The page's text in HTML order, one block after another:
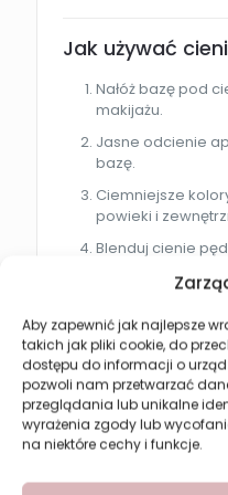
Aby zapewnić jak najlepsze
takich jak pliki cookie, do
dostępu do informacji o
pozwoli nam przetwarzać
przeglądania lub unikalne
wyrażenia zgody lub
na niektóre cechy i funkcje.
Jak używać
Nałóż bazę pod
makijażu.
Jasne odcienie
bazę.
Ciemniejsze
powieki i
Blenduj cienie
Stopniuj
od pożądanego
Dla kogo jest
REVERS Matt
lubiących
szukających